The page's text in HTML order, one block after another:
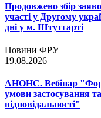
Продовжено збір
участі у Другому
дні у м. Штутгарті
Новини ФРУ
19.08.2026
АНОНС. Вебінар
умови застосування
відповідальності"